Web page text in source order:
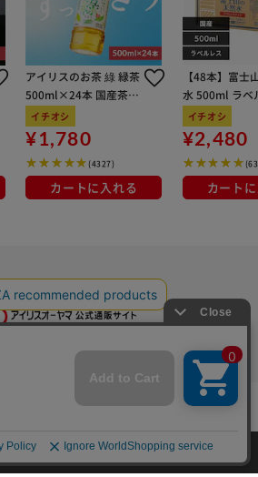
たらメールでお知らせ
アイリスのお茶 綠 緑茶
500ml×24本 国産茶葉
100％使用
イチオシ
¥1,780
(4327)
カートに入れる
【48本】富士
水 500ml ラベ
イチオシ
¥2,480
カート
に基づく通信販売業者の表示
ログイン お気に入り お知らせ